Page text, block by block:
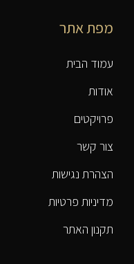
מפת אתר
עמוד הבית
אודות
פרויקטים
צור קשר
הצהרת נגישות
מדיניות פרטיות
תקנון האתר